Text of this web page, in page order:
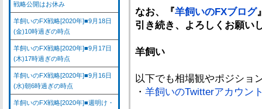
なお、『羊飼いのFXブログ
引き続き、よろしくお願い
羊飼い
以下でも相場観やポジショ
・ 羊飼いのTwitterアカウン
戦略公開はお休み
羊飼いのFX戦略[2020年]■9月18日
(金)10時過ぎの時点
羊飼いのFX戦略[2020年]■9月17日
(木)17時過ぎの時点
羊飼いのFX戦略[2020年]■9月16日
(水)朝6時過ぎの時点
羊飼いのFX戦略[2020年]■週明け・